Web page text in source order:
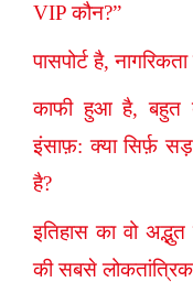
VIP कौन?”
पासपोर्ट है,
काफी हुआ है, बहुत
इंसाफ़: क्या सिर्फ़
है?
इतिहास का वो
की सबसे